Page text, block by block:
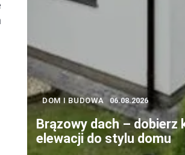
DOM I BUDOWA 06.08.2026
Brązowy dach – dobierz
elewacji do stylu domu